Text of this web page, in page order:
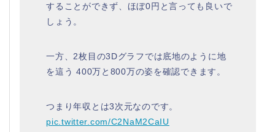
することができず、ほぼ0円と言っても良いで
しょう。
一方、2枚目の3Dグラフでは底地のように地
を這う 400万と800万の姿を確認できます。
つまり年収とは3次元なのです。
pic.twitter.com/C2NaM2CaIU